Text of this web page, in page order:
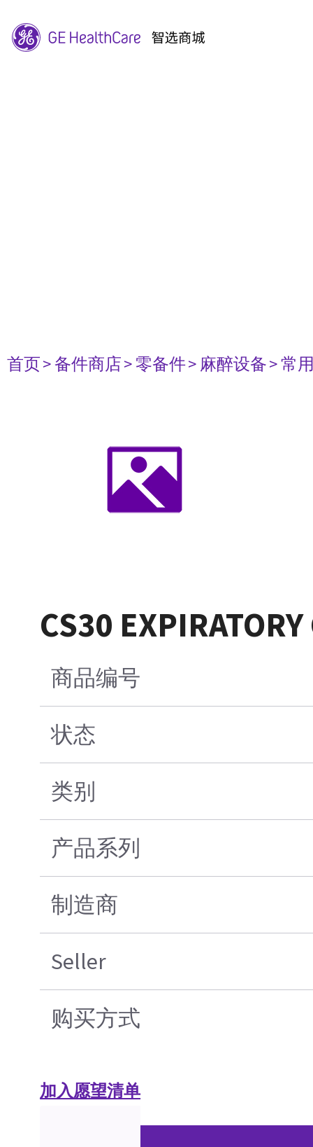
首页> 备件商店> 零备件> 麻醉设备> 常
CS30
商品编号
状态
类别
产品系列
制造商
Seller
购买方式
加入愿望清单